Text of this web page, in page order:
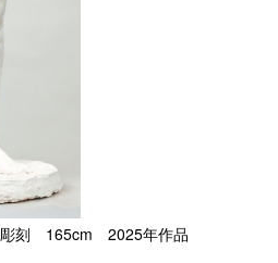
彫刻 165cm 2025年作品